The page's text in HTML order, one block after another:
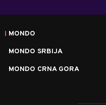
MONDO
MONDO SRBIJA
MONDO CRNA GORA